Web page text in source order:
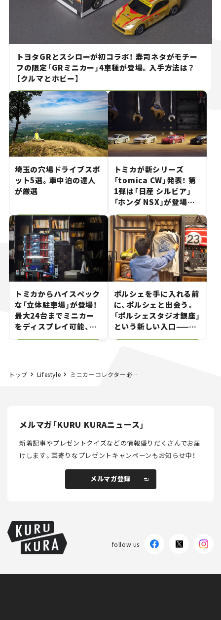
トヨタGRとスシローが初コラボ！ 寿司ネタがモチー
フの限定「GRミニカー」4車種が登場。入手方法は？
【クルマとホビー】
埼玉の穴場ドライブスポ
ット5選。車中泊の達人
が厳選
トミカが新シリーズ
「tomica CW」発表！ 第
1弾は「日産 シルビア」
「ホンダ NSX」が登場。
世界が注目す
る“JDM"に焦点【クルマ
とホビー】
トミカからハイスペック
な「立体駐車場」が登場！
最大24台までミニカー
をディスプレイ可能、特
別な「日産 GT-R
ポルシェを手に入れる前
に、ポルシェと出会う。
「ポルシェスタジオ銀座」
という新しい入口——連
載｜CCGとクルマでどう
トップ Lifestyle ミニカーコレクター必見！ 大人向けトミカから特別な「NISSAN GT-R」が登場。出荷累計1000万台突破を祝う“ミレニアムジェイド”風メッキ仕上げが豪華【クルマとホビー】
メルマガ「KURU KURAニュース」
新着記事やプレゼントクイズなどの情報盛りだくさんでお届
けします。耳寄りなプレゼントキャンペーンもお知らせ中！
メルマガ登録
follow us